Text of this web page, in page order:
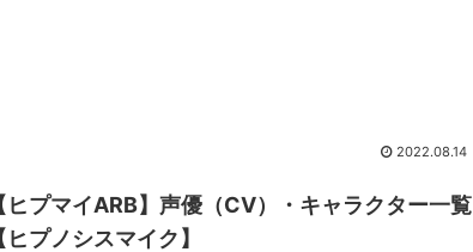
2022.08.14
ヒプマイARB】声優（CV）・キャラクター一覧
ヒプノシスマイク】